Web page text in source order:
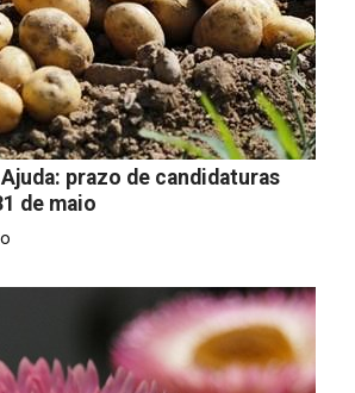
prazo de candidaturas
de maio